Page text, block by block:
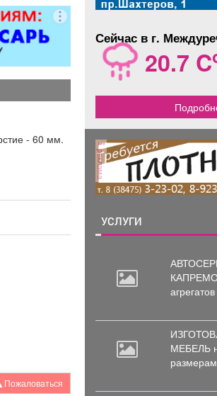
многого
Быстро,
- 60 мм.
Пожаловаться
Сейчас в г.
20.7 C
реклама
УСЛУГИ
МЕБЕЛЬ